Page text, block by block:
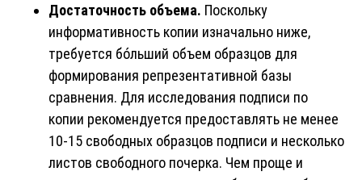
Достаточность объема. Поскольку
информативность копии изначально ниже,
требуется бóльший объем образцов для
формирования репрезентативной базы
сравнения. Для исследования подписи по
копии рекомендуется предоставлять не менее
10-15 свободных образцов подписи и несколько
листов свободного почерка. Чем проще и